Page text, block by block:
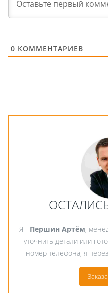
0 КОММЕНТАРИЕВ
Я - Першин Артём,
уточнить детали или
номер телефона, я